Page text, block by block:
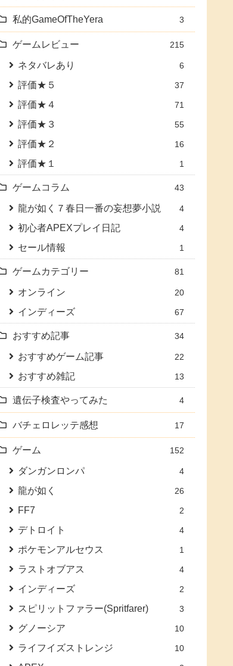
私的GameOfTheYera 3
ゲームレビュー 215
ネタバレあり 6
評価★５ 37
評価★４ 71
評価★３ 55
評価★２ 16
評価★１ 1
ゲームコラム 43
龍が如く７春日一番の妄想夢小説 4
初心者APEXプレイ日記 4
セール情報 1
ゲームカテゴリー 81
オンライン 20
インディーズ 67
おすすめ記事 34
おすすめゲーム記事 22
おすすめ雑記 13
遺伝子検査やってみた 4
バチェロレッテ感想 17
ゲーム 152
ダンガンロンパ 4
龍が如く 26
FF7 2
デトロイト 4
ポケモンアルセウス 1
ラストオブアス 4
インディーズ 2
スピリットファラー(Spritfarer) 3
グノーシア 10
ライフイズストレンジ 10